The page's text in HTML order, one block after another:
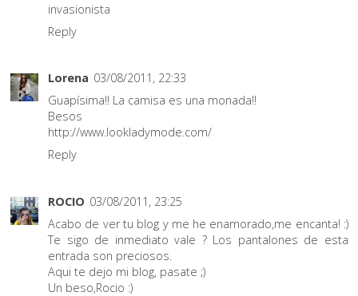
invasionista
Reply
Lorena 03/08/2011, 22:33
Guapísima!! La camisa es una monada!!
Besos
http://www.lookladymode.com/
Reply
ROCIO 03/08/2011, 23:25
Acabo de ver tu blog y me he enamorado,me encanta! :)
Te sigo de inmediato vale ? Los pantalones de esta
entrada son preciosos.
Aqui te dejo mi blog, pasate ;)
Un beso,Rocio :)